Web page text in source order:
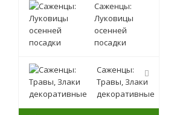
Саженцы:
Луковицы
осенней
посадки
Саженцы:
Травы, Злаки
декоративные